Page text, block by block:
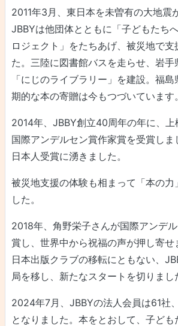
2011年3月、東日本を未曽有の大地震
JBBYは他団体とともに「子どもたち
ロジェクト」をたちあげ、被災地で支
た。三陸に図書館バスを走らせ、岩手
「にじのライブラリー」を建設。福
期的な本の寄贈は今もつづいています。
2014年、JBBY創立40周年の年に、上
国際アンデルセン賞作家賞を受賞し
日本人受賞に湧きました。
被災地支援の体験も相まって「本の力
した。
2018年、角野栄子さんが国際アンデ
賞し、世界中から祝福の声が押し寄せ
日本出版クラブの移転にともない、
局を移し、新たなスタートを切りまし
2024年7月、JBBYの法人会員は61社
となりました。本をとおして、子ど